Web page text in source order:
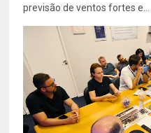
previsão de ventos fortes e...